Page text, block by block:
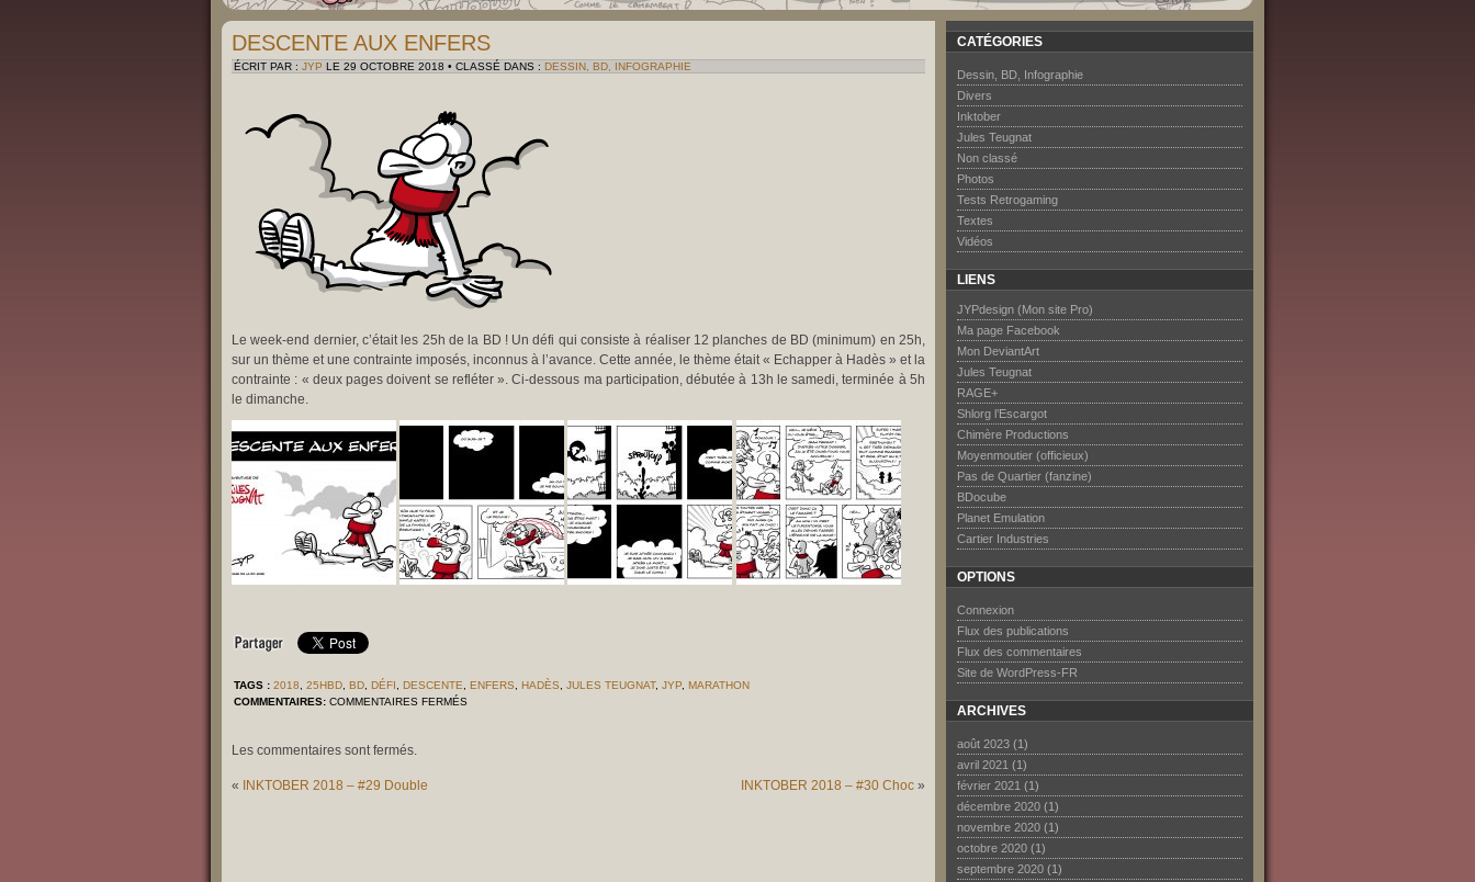
DESCENTE AUX ENFERS
ÉCRIT PAR : JYP LE 29 OCTOBRE 2018 • CLASSÉ DANS : DESSIN, BD, INFOGRAPHIE
Le week-end dernier, c’était les 25h de la BD ! Un défi qui consiste à réaliser 12 planches de BD (minimum) en 25h,
sur un thème et une contrainte imposés, inconnus à l’avance. Cette année, le thème était « Echapper à Hadès » et la
contrainte : « deux pages doivent se refléter ». Ci-dessous ma participation, débutée à 13h le samedi, terminée à 5h
le dimanche.
TAGS : 2018 25HBD BD DÉFI DESCENTE ENFERS HADÈS JULES TEUGNAT, JYP MARATHON
COMMENTAIRES: COMMENTAIRES FERMÉSSUR
Les commentaires sont fermés.
« INKTOBER 2018 – #29 Double INKTOBER 2018 – #30 Choc »
CATÉGORIES
Dessin, BD, Infographie
Divers
Inktober
Jules Teugnat
Non classé
Photos
Tests Retrogaming
Textes
Vidéos
LIENS
JYPdesign (Mon site Pro)
Ma page Facebook
Mon DeviantArt
Jules Teugnat
RAGE+
Shlorg l’Escargot
Chimère Productions
Moyenmoutier (officieux)
Pas de Quartier (fanzine)
BDocube
Planet Emulation
Cartier Industries
OPTIONS
Connexion
Flux des publications
Flux des commentaires
Site de WordPress-FR
ARCHIVES
août 2023 (1)
avril 2021 (1)
février 2021 (1)
décembre 2020 (1)
novembre 2020 (1)
octobre 2020 (1)
septembre 2020 (1)